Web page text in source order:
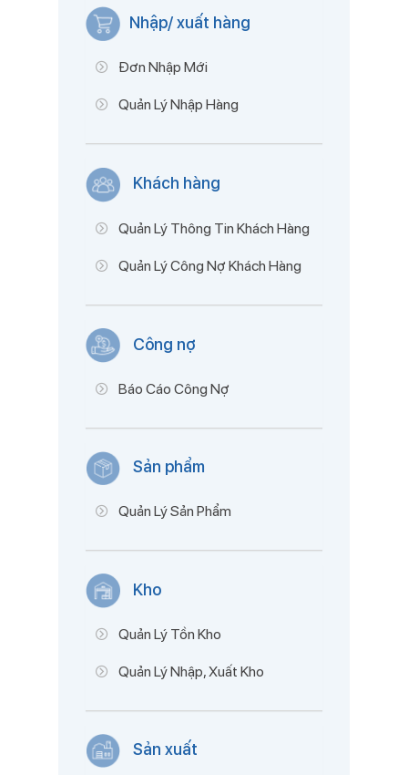
Nhập/ xuất hàng
Đơn Nhập Mới
Quản Lý Nhập Hàng
Khách hàng
Quản Lý Thông Tin Khách Hàng
Quản Lý Công Nợ Khách Hàng
Công nợ
Báo Cáo Công Nợ
Sản phẩm
Quản Lý Sản Phẩm
Kho
Quản Lý Tồn Kho
Quản Lý Nhập, Xuất Kho
Sản xuất